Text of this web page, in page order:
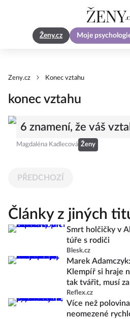
Ženy.cz Moje
Zeny.cz Konec vztahu
konec vztahu
6 znamení, že váš
Magdaléna Kadlecová Ženy
PŘEDCHOZÍ
Články z jiných
Smrt holčičky v
túře s rodiči
Blesk.cz
Marek
Klempíř si hraje
tak tvářit, musí
Reflex.cz
Více než
neomezené